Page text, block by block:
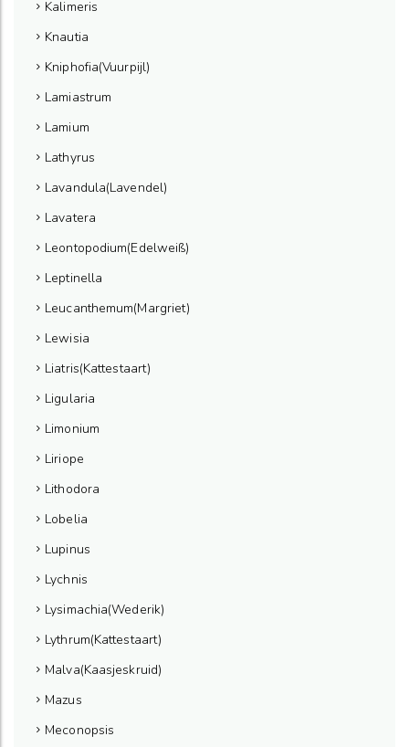
Kalimeris
Knautia
Kniphofia(Vuurpijl)
Lamiastrum
Lamium
Lathyrus
Lavandula(Lavendel)
Lavatera
Leontopodium(Edelweiß)
Leptinella
Leucanthemum(Margriet)
Lewisia
Liatris(Kattestaart)
Ligularia
Limonium
Liriope
Lithodora
Lobelia
Lupinus
Lychnis
Lysimachia(Wederik)
Lythrum(Kattestaart)
Malva(Kaasjeskruid)
Mazus
Meconopsis